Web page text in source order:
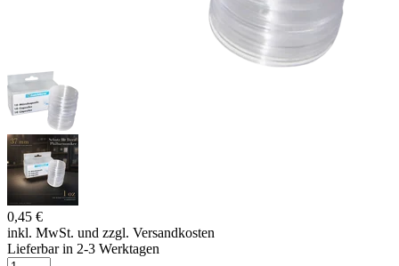
0,45 €
inkl. MwSt. und zzgl. Versandkosten
Lieferbar in 2-3 Werktagen